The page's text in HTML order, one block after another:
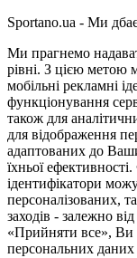
Sportano.ua - Ми
Ми прагнемо
рівні. З цією метою
мобільні рекламні
функціонування
також для
для відображення
адаптованих до
їхньої
ідентифікатори
персоналізованих,
заходів - залежно
«Прийняти все», Ви
персональних